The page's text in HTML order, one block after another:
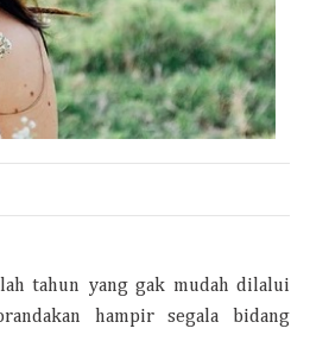
tahun yang gak mudah dilalui
hampir segala bidang